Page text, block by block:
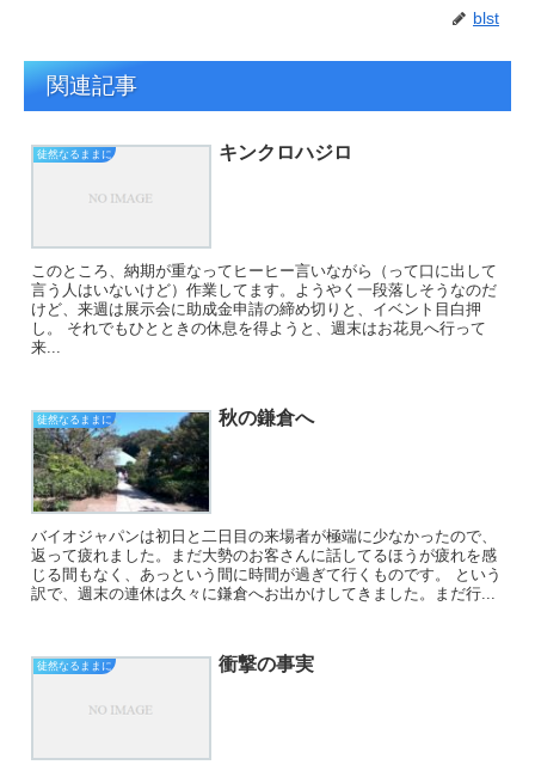
blst
関連記事
徒然なるままに キンクロハジロ
このところ、納期が重なってヒーヒー言いながら（って口に出して
言う人はいないけど）作業してます。ようやく一段落しそうなのだ
けど、来週は展示会に助成金申請の締め切りと、イベント目白押
し。 それでもひとときの休息を得ようと、週末はお花見へ行って
来...
徒然なるままに 秋の鎌倉へ
バイオジャパンは初日と二日目の来場者が極端に少なかったので、
返って疲れました。まだ大勢のお客さんに話してるほうが疲れを感
じる間もなく、あっという間に時間が過ぎて行くものです。 という
訳で、週末の連休は久々に鎌倉へお出かけしてきました。まだ行...
徒然なるままに 衝撃の事実